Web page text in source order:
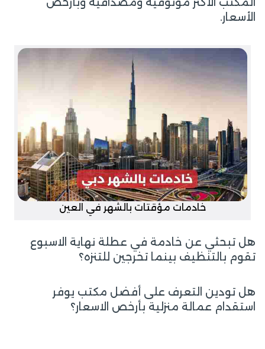
الأسعار.
خادمات مؤقتات بالشهر في العين
هل تبحثي عن خادمة في عطلة نهاية الاسبوع
تقوم بالتنظيف بينما تخرجين للتنزه؟
هل تودين التعرف على أفضل مكتب يوفر
استقدام عمالة منزلية بأرخص الاسعار؟